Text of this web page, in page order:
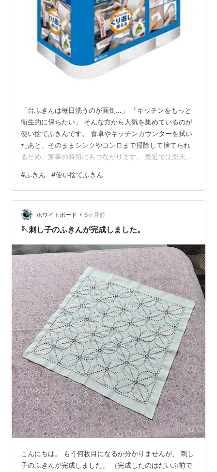
「台ふきんは毎日洗うのが面倒…」 「キッチンをもっと
衛生的に保ちたい」 そんな方から人気を集めているのが
使い捨てふきんです。 食卓やキッチンカウンターを拭い
たあと、そのままシンクやコンロまで掃除して捨てられ
るため、家事の時短にもつながります。 最近では楽天市
丈夫さ、コストパフォーマンスは商品によって大きく異
なります。 そこで今回は、楽天市場で人気の使い捨てふ
きんを比較し、本当におすすめできる商品を厳選してご
紹介します。 この記事で分かること 使い捨てふきんを選
ぶポイント 人気商品の違い コスパが良い商品 用途別の
#ふきん #使い捨てふきん
ホワイトボード • 6ヶ月前
🪡刺し子のふきんが完成しました。
こんにちは。 もう何枚目になるか分かりませんが、 刺し
子のふきんが完成しました。 （完成したのはだいぶ前で